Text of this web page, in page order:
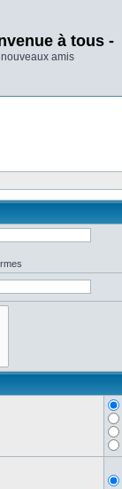
à tous -
amis